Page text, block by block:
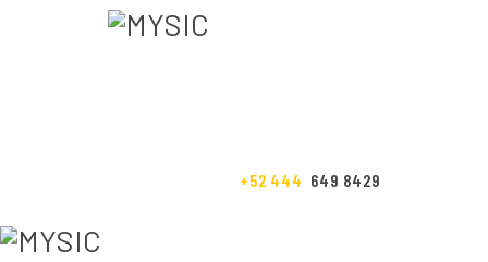
+52 444 649 8429